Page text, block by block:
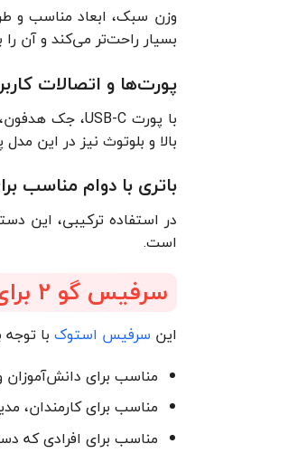
وزن سبک، ابعاد مناسب و
بسیار راحت‌تر می‌کند و آن
پورت‌ها و اتصالات
بالا و بلوتوث نیز در این
باتری با دوام مناسب
است.
سرفیس گو 2 برای چه کسانی مناسب است؟
این سرفیس استوک با
مناسب برای
مناسب برای کارمندان،
مناسب برای افرادی که